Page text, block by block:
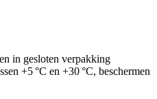
in gesloten verpakking
+5 °C en +30 °C, beschermen